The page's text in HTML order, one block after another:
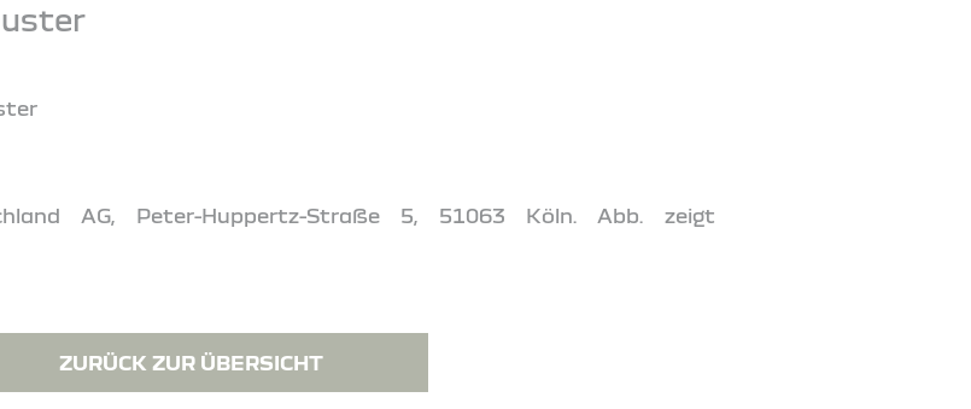
AG, Peter-Huppertz-Straße 5, 51063 Köln. Abb. zeigt
ZURÜCK ZUR ÜBERSICHT